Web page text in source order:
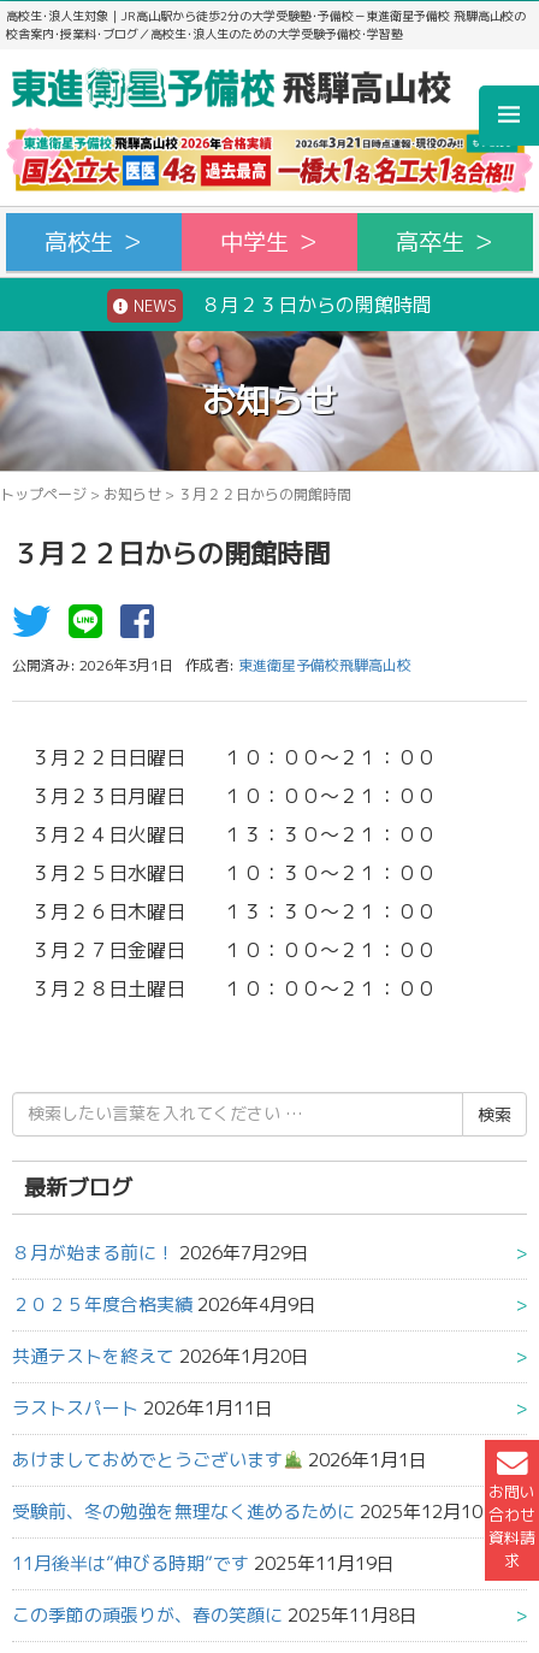
高校生･浪人生対象｜JR高山駅から徒歩2分の大学受験塾･予備校－東進衛星予備校 飛騨高山校の
校舎案内･授業料･ブログ／高校生･浪人生のための大学受験予備校･学習塾
高校生 ＞ 中学生 ＞ 高卒生 ＞
お問い
合わせ
資料請
求
NEWS ８月２３日からの開館時間
お知らせ
トップページ > お知らせ > ３月２２日からの開館時間
３月２２日からの開館時間
公開済み: 2026年3月1日 作成者: 東進衛星予備校飛騨高山校
３月２２日日曜日 １０：００～２１：００
３月２３日月曜日 １０：００～２１：００
３月２４日火曜日 １３：３０～２１：００
３月２５日水曜日 １０：３０～２１：００
３月２６日木曜日 １３：３０～２１：００
３月２７日金曜日 １０：００～２１：００
３月２８日土曜日 １０：００～２１：００
検
索
結
果:
最新ブログ
８月が始まる前に！ 2026年7月29日
２０２５年度合格実績 2026年4月9日
共通テストを終えて 2026年1月20日
ラストスパート 2026年1月11日
あけましておめでとうございます 2026年1月1日
受験前、冬の勉強を無理なく進めるために 2025年12月10日
11月後半は”伸びる時期”です 2025年11月19日
この季節の頑張りが、春の笑顔に 2025年11月8日